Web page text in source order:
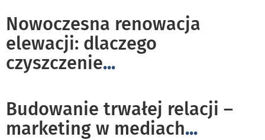
Nowoczesna renowacja
elewacji: dlaczego
czyszczenie...
Budowanie trwałej relacji –
marketing w mediach...